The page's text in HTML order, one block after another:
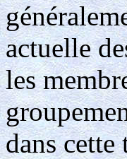
actuelle
les
dans